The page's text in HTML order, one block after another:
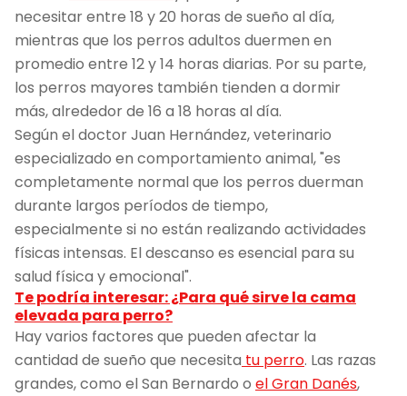
necesitar entre 18 y 20 horas de sueño al día,
mientras que los perros adultos duermen en
promedio entre 12 y 14 horas diarias. Por su parte,
los perros mayores también tienden a dormir
más, alrededor de 16 a 18 horas al día.
Según el doctor Juan Hernández, veterinario
especializado en comportamiento animal, "es
completamente normal que los perros duerman
durante largos períodos de tiempo,
especialmente si no están realizando actividades
físicas intensas. El descanso es esencial para su
salud física y emocional".
Te podría interesar: ¿Para qué sirve la cama
elevada para perro?
Hay varios factores que pueden afectar la
cantidad de sueño que necesita tu perro. Las razas
grandes, como el San Bernardo o el Gran Danés,